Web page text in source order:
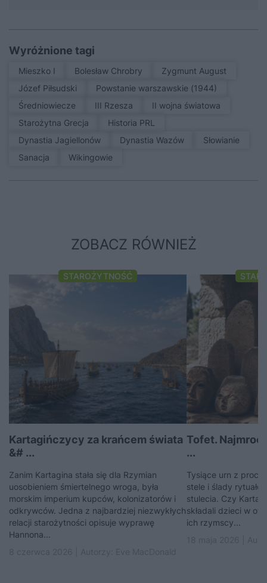
Wyróżnione tagi
Mieszko I Bolesław Chrobry
Zygmunt August
Józef Piłsudski
Powstanie warszawskie (1944)
średniowiecze
III Rzesza
II wojna światowa
Starożytna Grecja
Historia PRL
Dynastia Jagiellonów
Dynastia Wazów
Słowianie
sanacja
Wikingowie
ZOBACZ RÓWNIEŻ
STAROŻYTNOŚĆ
Kartagińczycy za krańcem świata
&# ...
Zanim Kartagina stała się dla Rzymian
uosobieniem śmiertelnego wroga, była
morskim imperium kupców, kolonizatorów i
odkrywców. Jedna z najbardziej niezwykłych
relacji starożytności opisuje wyprawę
Hannona...
Tofet.
...
Tysiące urn z
stele i ślady
stulecia. Czy
składali dzieci w
ich rzymscy...